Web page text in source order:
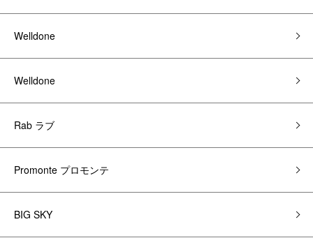
Welldone
Welldone
Rab ラブ
Promonte プロモンテ
BIG SKY